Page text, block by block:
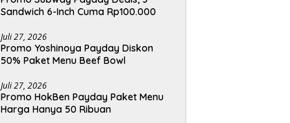
Sandwich 6-Inch Cuma Rp100.000
Juli 27, 2026
Promo Yoshinoya Payday Diskon
50% Paket Menu Beef Bowl
Juli 27, 2026
Promo HokBen Payday Paket Menu
Harga Hanya 50 Ribuan